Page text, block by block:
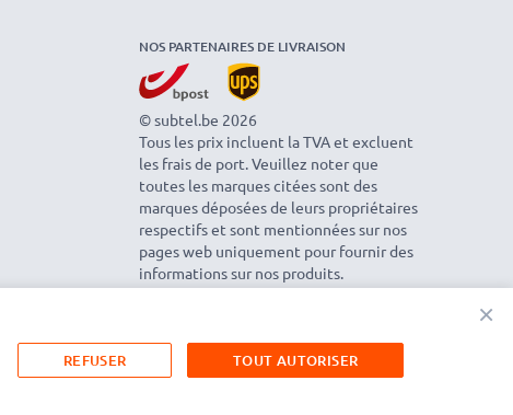
NOS PARTENAIRES DE LIVRAISON
© subtel.be 2026
Tous les prix incluent la TVA et excluent
les frais de port. Veuillez noter que
toutes les marques citées sont des
marques déposées de leurs propriétaires
respectifs et sont mentionnées sur nos
pages web uniquement pour fournir des
informations sur nos produits.
×
TOUT AUTORISER
REFUSER